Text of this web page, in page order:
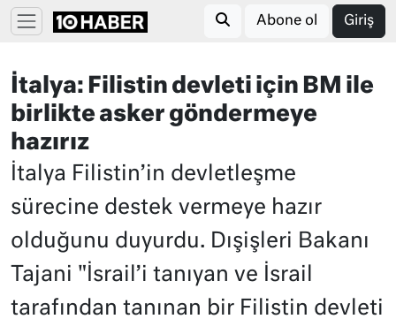
Abone ol Giriş
İtalya: Filistin devleti için BM ile
birlikte asker göndermeye
hazırız
İtalya Filistin’in devletleşme
sürecine destek vermeye hazır
olduğunu duyurdu. Dışişleri Bakanı
Tajani "İsrail’i tanıyan ve İsrail
tarafından tanınan bir Filistin devleti